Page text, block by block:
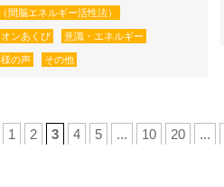
間脳エネルギー活性法）
ンあくび 意識・エネルギー
の声 その他
1 2 3 4 5 ... 10 20 ...